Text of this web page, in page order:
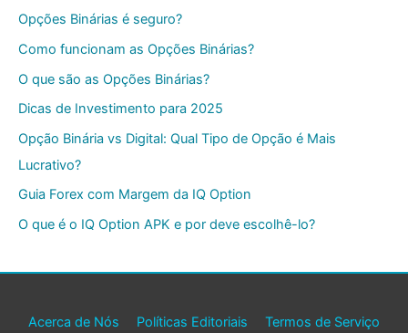
Opções Binárias é seguro?
Como funcionam as Opções Binárias?
O que são as Opções Binárias?
Dicas de Investimento para 2025
Opção Binária vs Digital: Qual Tipo de Opção é Mais
Lucrativo?
Guia Forex com Margem da IQ Option
O que é o IQ Option APK e por deve escolhê-lo?
Acerca de Nós Políticas Editoriais Termos de Serviço